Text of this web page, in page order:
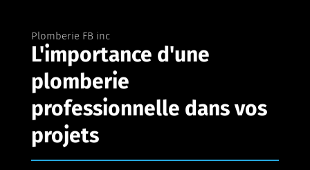
Plomberie FB inc
L'importance d'une
plomberie
professionnelle dans vos
projets